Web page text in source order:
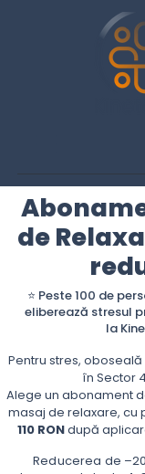
de
⭐ Peste 100 de
eliberează stresul
la
Pentru stres,
în Sector
Alege un abonament
masaj de relaxare,
110 RONdupă
Reducerea de